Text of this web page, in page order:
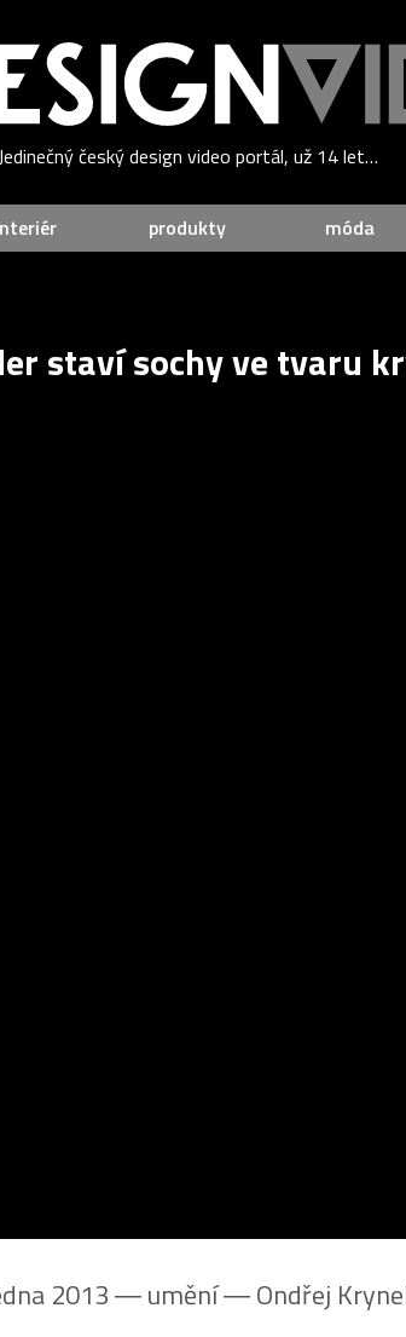
český design video portál, už 14 let…
produkty móda
staví sochy ve tvaru
2013 ― umění ―Ondřej